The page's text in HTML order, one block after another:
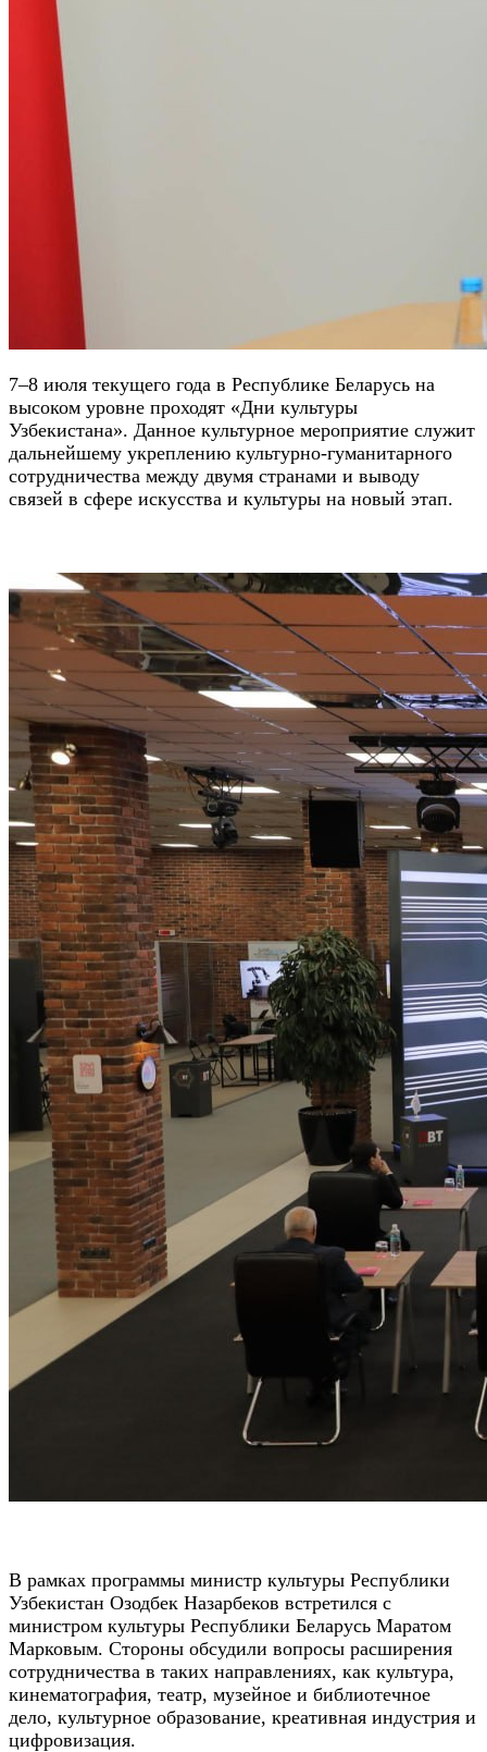
7–8 июля текущего года в Республике Беларусь на
высоком уровне проходят «Дни культуры
Узбекистана». Данное культурное мероприятие служит
дальнейшему укреплению культурно-гуманитарного
сотрудничества между двумя странами и выводу
связей в сфере искусства и культуры на новый этап.
В рамках программы министр культуры Республики
Узбекистан Озодбек Назарбеков встретился с
министром культуры Республики Беларусь Маратом
Марковым. Стороны обсудили вопросы расширения
сотрудничества в таких направлениях, как культура,
кинематография, театр, музейное и библиотечное
дело, культурное образование, креативная индустрия и
цифровизация.